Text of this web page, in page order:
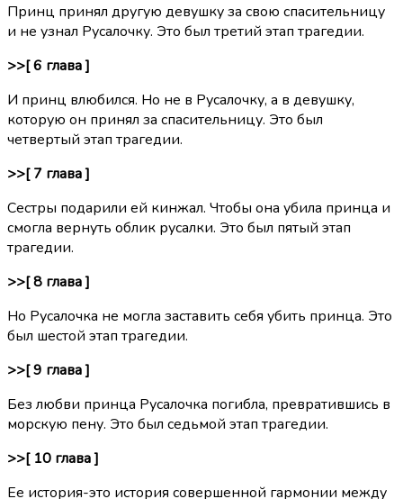
Принц принял другую девушку за свою спасительницу
и не узнал Русалочку. Это был третий этап трагедии.
>>[ 6 глава ]
И принц влюбился. Но не в Русалочку, а в девушку,
которую он принял за спасительницу. Это был
четвертый этап трагедии.
>>[ 7 глава ]
Сестры подарили ей кинжал. Чтобы она убила принца и
смогла вернуть облик русалки. Это был пятый этап
трагедии.
>>[ 8 глава ]
Но Русалочка не могла заставить себя убить принца. Это
был шестой этап трагедии.
>>[ 9 глава ]
Без любви принца Русалочка погибла, превратившись в
морскую пену. Это был седьмой этап трагедии.
>>[ 10 глава ]
Ее история-это история совершенной гармонии между